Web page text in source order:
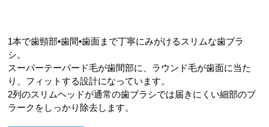
1本で歯頸部•歯間•歯面まで丁寧にみがけるスリムな歯ブラ
シ。
スーパーテーパード毛が歯間部に、ラウンド毛が歯面に当た
り、フィットする設計になっています。
2列のスリムヘッドが通常の歯ブラシでは届きにくい細部のプ
ラークをしっかり除去します。